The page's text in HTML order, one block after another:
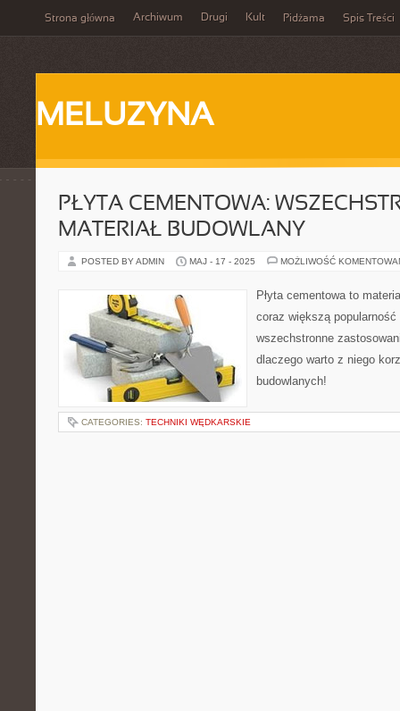
Strona główna Archiwum Drugi Kult Pidżama Spis Treści
MELUZYNA
PŁYTA CEMENTOWA:
MATERIAŁ BUDOWLANY
POSTED BY ADMIN MAJ - 17 - 2025 MOŻLIWOŚĆ
Płyta cementowa to
coraz większą
wszechstronne
dlaczego warto z niego
budowlanych!
CATEGORIES: TECHNIKI WĘDKARSKIE